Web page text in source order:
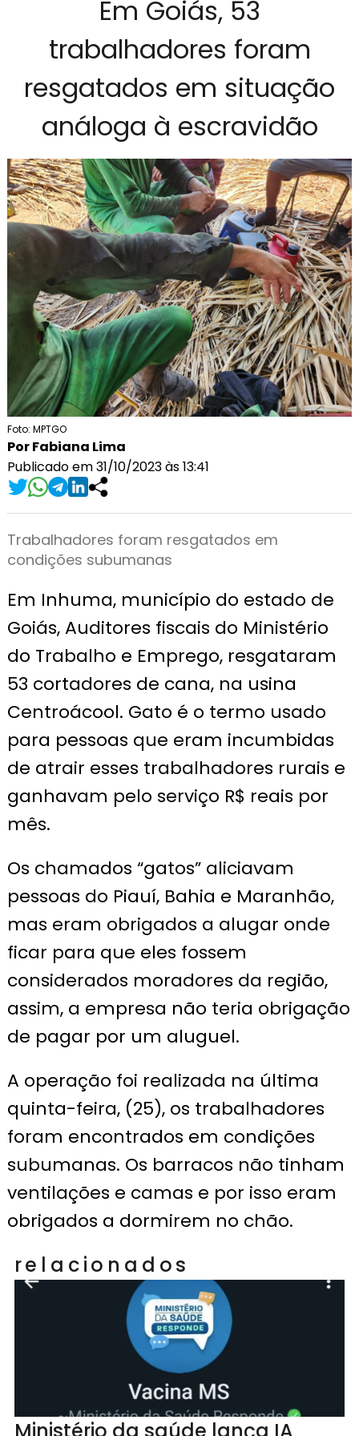
Em Goiás, 53
trabalhadores foram
resgatados em situação
análoga à escravidão
Foto: MPTGO
Por Fabiana Lima
Publicado em 31/10/2023 às 13:41
Trabalhadores foram resgatados em
condições subumanas
Em Inhuma, município do estado de
Goiás, Auditores fiscais do Ministério
do Trabalho e Emprego, resgataram
53 cortadores de cana, na usina
Centroácool. Gato é o termo usado
para pessoas que eram incumbidas
de atrair esses trabalhadores rurais e
ganhavam pelo serviço R$ reais por
mês.
Os chamados “gatos” aliciavam
pessoas do Piauí, Bahia e Maranhão,
mas eram obrigados a alugar onde
ficar para que eles fossem
considerados moradores da região,
assim, a empresa não teria obrigação
de pagar por um aluguel.
A operação foi realizada na última
quinta-feira, (25), os trabalhadores
foram encontrados em condições
subumanas. Os barracos não tinham
ventilações e camas e por isso eram
obrigados a dormirem no chão.
relacionados